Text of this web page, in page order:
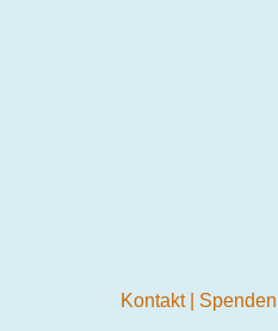
Kontakt Spenden